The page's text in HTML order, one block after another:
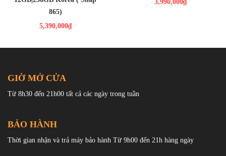
Pro với thiết kế hai tông màu. Phần trên của nó có lẽ được làm
bằng kính, sơn bóng và chứa hai camera và đèn flash LED. Nó
nhất và có dòng chữ “Powered by MariSilicon”.
865)
5,390,000₫
3,990,000₫
GIỜ MỞ CỬA
Từ 8h30 đến 21h00 tất cả các ngày trong tuần
BẢO HÀNH
Thời gian nhận và trả máy bảo hành Từ 9h00 đến 21h hàng ngày